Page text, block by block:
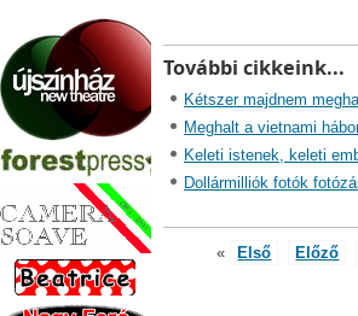
További cikkeink...
Kétszer majdnem
Meghalt a vietnami
Keleti istenek, keleti
Dollármilliók fotók
« Első Előző